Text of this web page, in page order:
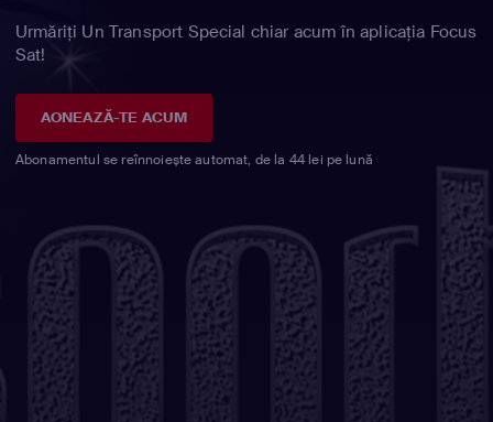
Urmăriți Un Transport Special chiar acum în aplicația Focus
Sat!
AONEAZĂ-TE ACUM
Abonamentul se reînnoiește automat, de la 44 lei pe lună